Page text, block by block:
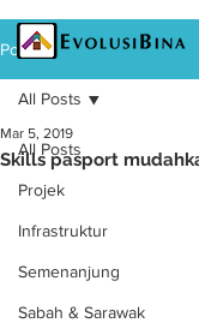
Post
All Posts
Projek
Infrastruktur
Semenanjung
Sabah & Sarawak
All Posts
Skills pasport
Mar 5, 2019